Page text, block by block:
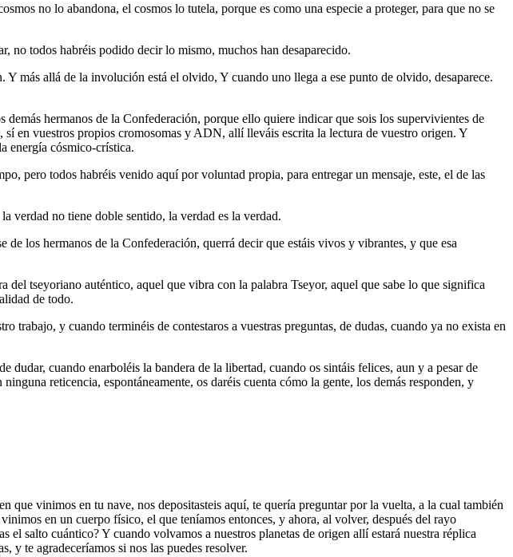
no lo abandona, el cosmos lo tutela, porque es como una especie a proteger, para que no se
no todos habréis podido decir lo mismo, muchos han desaparecido.
más allá de la involución está el olvido, Y cuando uno llega a ese punto de olvido, desaparece.
hermanos de la Confederación, porque ello quiere indicar que sois los supervivientes de
en vuestros propios cromosomas y ADN, allí lleváis escrita la lectura de vuestro origen. Y
energía cósmico-crística.
pero todos habréis venido aquí por voluntad propia, para entregar un mensaje, este, el de las
verdad no tiene doble sentido, la verdad es la verdad.
los hermanos de la Confederación, querrá decir que estáis vivos y vibrantes, y que esa
tseyoriano auténtico, aquel que vibra con la palabra Tseyor, aquel que sabe lo que significa
de todo.
trabajo, y cuando terminéis de contestaros a vuestras preguntas, de dudas, cuando ya no exista en
dudar, cuando enarboléis la bandera de la libertad, cuando os sintáis felices, aun y a pesar de
reticencia, espontáneamente, os daréis cuenta cómo la gente, los demás responden, y
vinimos en tu nave, nos depositasteis aquí, te quería preguntar por la vuelta, a la cual también
en un cuerpo físico, el que teníamos entonces, y ahora, al volver, después del rayo
salto cuántico? Y cuando volvamos a nuestros planetas de origen allí estará nuestra réplica
y te agradeceríamos si nos las puedes resolver.